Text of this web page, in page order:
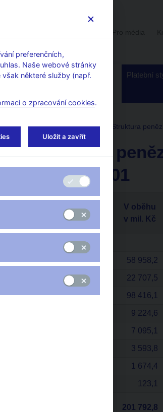
Dohled a
Bankovky a
Platební
Struktura peněz v oběhu Struktura
Struktura
31. 12. 2001
Nominální hodnota
V oběhu
v mil. Kč
5 000 Kč 58 958,2
2 000 Kč 22 707,5
1 000 Kč 98 416,1
9 224,6
7 095,1
3 593,8
1 674,4
123,1
201 792,8
preferenčních,
Naše webové stránky
některé služby (např.
o zpracování cookies.
Uložit a zavřít